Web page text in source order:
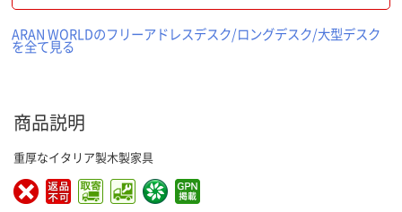
ARAN WORLDのフリーアドレスデスク/ロングデスク/大型デスク
を全て見る
商品説明
重厚なイタリア製木製家具